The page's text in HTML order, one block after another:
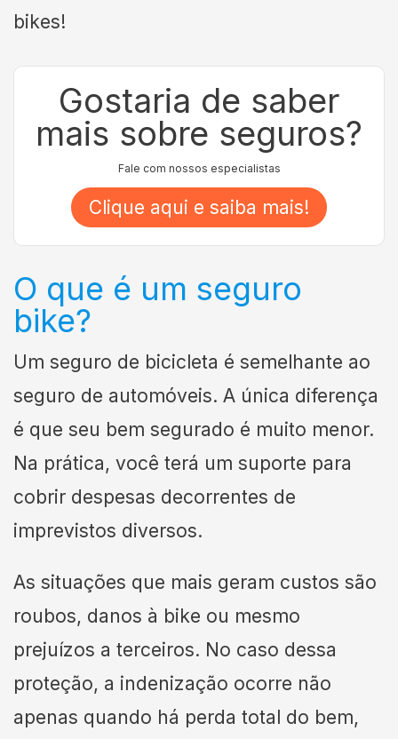
bikes!
Gostaria de saber
mais sobre seguros?
Fale com nossos especialistas
Clique aqui e saiba mais!
O que é um seguro
bike?
Um seguro de bicicleta é semelhante ao
seguro de automóveis. A única diferença
é que seu bem segurado é muito menor.
Na prática, você terá um suporte para
cobrir despesas decorrentes de
imprevistos diversos.
As situações que mais geram custos são
roubos, danos à bike ou mesmo
prejuízos a terceiros. No caso dessa
proteção, a indenização ocorre não
apenas quando há perda total do bem,